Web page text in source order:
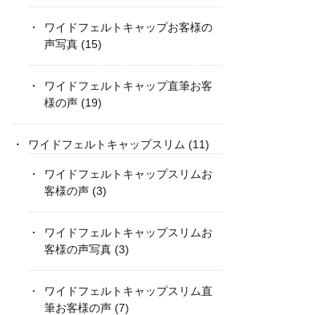
ワイドフェルトキャップお客様の
声写真(15)
ワイドフェルトキャップ直筆お客
様の声(19)
ワイドフェルトキャップスリム (11)
ワイドフェルトキャップスリムお
客様の声(3)
ワイドフェルトキャップスリムお
客様の声写真(3)
ワイドフェルトキャップスリム直
筆お客様の声(7)